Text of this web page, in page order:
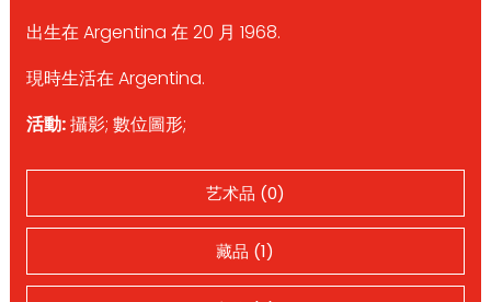
出生在 Argentina 在 20 月 1968.
現時生活在 Argentina.
活動:攝影; 數位圖形;
艺术品 (0)
藏品 (1)